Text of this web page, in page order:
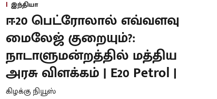
இந்தியா
ஈ20 பெட்ரோலால் எவ்வளவு
மைலேஜ் குறையும்?:
நாடாளுமன்றத்தில் மத்திய
அரசு விளக்கம் | E20 Petrol |
கிழக்கு நியூஸ்